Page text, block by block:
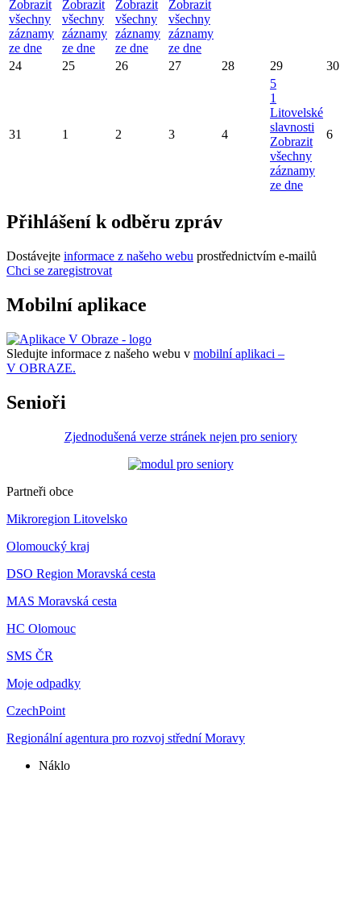
Zobrazit
všechny
záznamy
ze dne
Zobrazit
všechny
záznamy
ze dne
Zobrazit
všechny
záznamy
ze dne
Zobrazit
všechny
záznamy
ze dne
24 25 26 27 28 29 30
31 1 2 3 4
5
1
Litovelské
slavnosti
Zobrazit
všechny
záznamy
ze dne
6
Přihlášení k odběru zpráv
Dostávejte informace z našeho webu prostřednictvím e-mailů
Chci se zaregistrovat
Mobilní aplikace
Sledujte informace z našeho webu v mobilní aplikaci –
V OBRAZE.
Senioři
Zjednodušená verze stránek nejen pro seniory
Partneři obce
Mikroregion Litovelsko
Olomoucký kraj
DSO Region Moravská cesta
MAS Moravská cesta
HC Olomouc
SMS ČR
Moje odpadky
CzechPoint
Regionální agentura pro rozvoj střední Moravy
Náklo